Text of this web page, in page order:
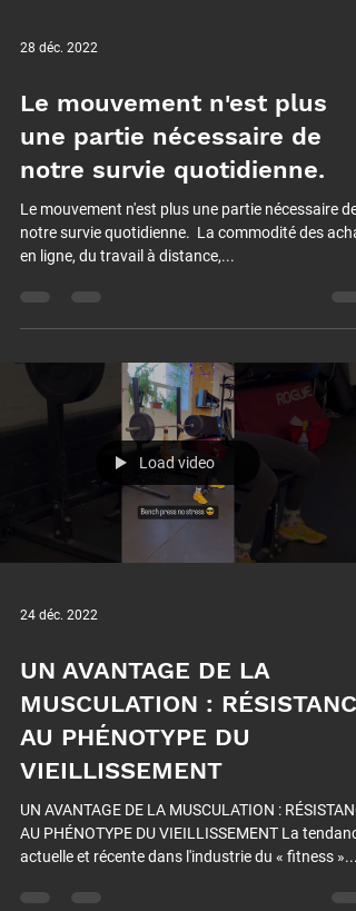
28 déc. 2022
Le mouvement n'est plus
une partie nécessaire de
notre survie quotidienne.⁠
Le mouvement n'est plus une partie nécessaire de
notre survie quotidienne.⁠ ⁠ La commodité des
en ligne, du travail à distance,...
Load video
24 déc. 2022
UN AVANTAGE DE LA
MUSCULATION :
AU PHÉNOTYPE DU
VIEILLISSEMENT
UN AVANTAGE DE LA MUSCULATION :
AU PHÉNOTYPE DU VIEILLISSEMENT La
actuelle et récente dans l'industrie du « fitness »...